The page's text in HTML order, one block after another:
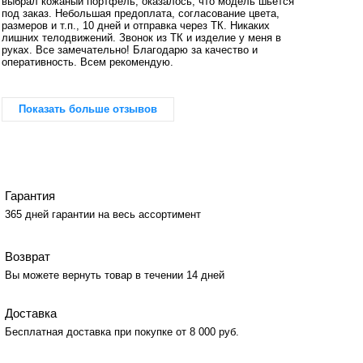
под заказ. Небольшая предоплата, согласование цвета,
размеров и т.п., 10 дней и отправка через ТК. Никаких
лишних телодвижений. Звонок из ТК и изделие у меня в
руках. Все замечательно! Благодарю за качество и
оперативность. Всем рекомендую.
Показать больше отзывов
Гарантия
365 дней гарантии на весь ассортимент
Возврат
Вы можете вернуть товар в течении 14 дней
Доставка
Бесплатная доставка при покупке от 8 000 руб.